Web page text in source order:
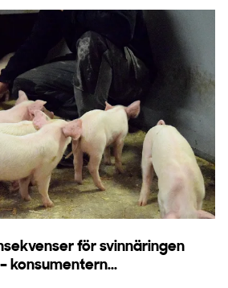
för svinnäringen
konsumentern...